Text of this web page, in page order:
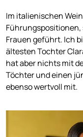
Im italienischen
Führungspositionen,
Frauen geführt. Ich
ältesten Tochter
hat aber nichts mit
Töchter und einen
ebenso wertvoll mit.